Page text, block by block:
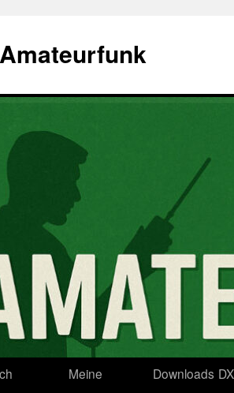
Meine
Downloads DX